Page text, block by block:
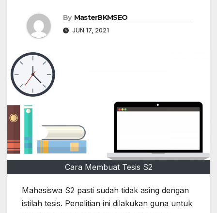
By MasterBKMSEO
JUN 17, 2021
Cara Membuat Tesis S2
Mahasiswa S2 pasti sudah tidak asing dengan
istilah tesis. Penelitian ini dilakukan guna untuk